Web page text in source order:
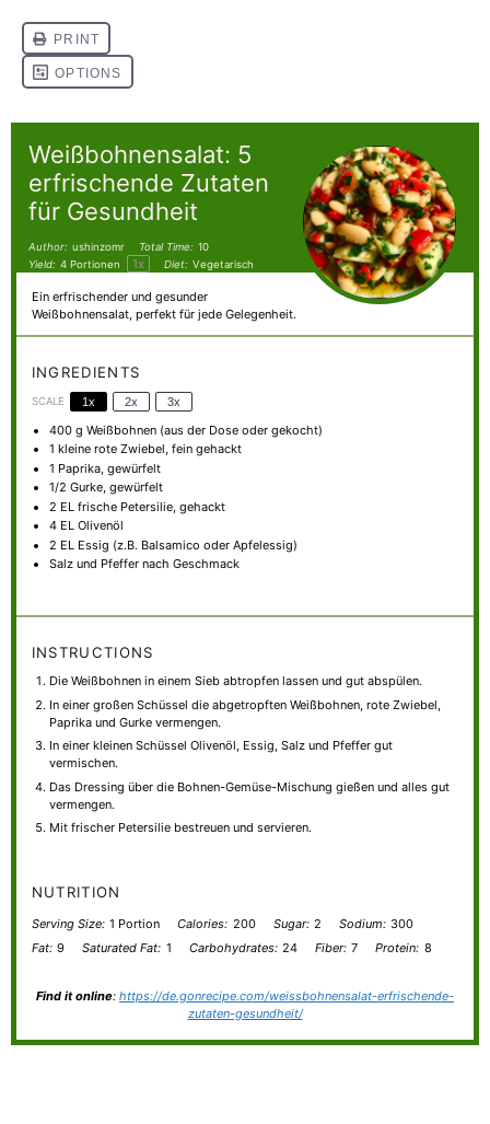
Weißbohnensalat: 5
erfrischende Zutaten
für Gesundheit
Author: ushinzomr Total Time: 10
Yield: 4 Portionen 1x Diet: Vegetarisch
Ein erfrischender und gesunder
Weißbohnensalat, perfekt für jede Gelegenheit.
INGREDIENTS
SCALE 1x 2x 3x
400 g Weißbohnen (aus der Dose oder gekocht)
1 kleine rote Zwiebel, fein gehackt
1 Paprika, gewürfelt
1/2 Gurke, gewürfelt
2 EL frische Petersilie, gehackt
4 EL Olivenöl
2 EL Essig (z.B. Balsamico oder Apfelessig)
Salz und Pfeffer nach Geschmack
INSTRUCTIONS
Die Weißbohnen in einem Sieb abtropfen lassen und gut abspülen.
In einer großen Schüssel die abgetropften Weißbohnen, rote Zwiebel,
Paprika und Gurke vermengen.
In einer kleinen Schüssel Olivenöl, Essig, Salz und Pfeffer gut
vermischen.
Das Dressing über die Bohnen-Gemüse-Mischung gießen und alles gut
vermengen.
Mit frischer Petersilie bestreuen und servieren.
NUTRITION
Serving Size: 1 Portion Calories: 200 Sugar: 2 Sodium: 300
Fat: 9 Saturated Fat: 1 Carbohydrates: 24 Fiber: 7 Protein: 8
Find it online: https://de.gonrecipe.com/weissbohnensalat-erfrischende-
zutaten-gesundheit/